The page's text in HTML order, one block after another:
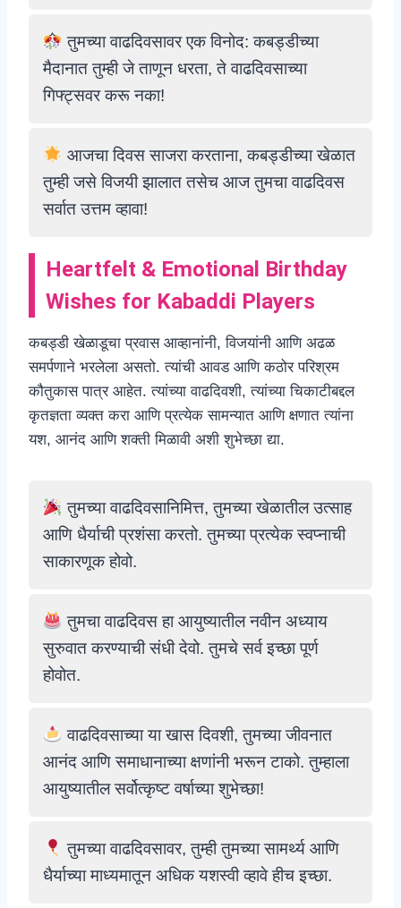
तुमच्या वाढदिवसावर एक विनोद: कबड्डीच्या
मैदानात तुम्ही जे ताणून धरता, ते वाढदिवसाच्या
गिफ्ट्सवर करू नका!
आजचा दिवस साजरा करताना, कबड्डीच्या खेळात
तुम्ही जसे विजयी झालात तसेच आज तुमचा वाढदिवस
सर्वात उत्तम व्हावा!
Heartfelt & Emotional Birthday
Wishes for Kabaddi Players
कबड्डी खेळाडूचा प्रवास आव्हानांनी, विजयांनी आणि अढळ
समर्पणाने भरलेला असतो. त्यांची आवड आणि कठोर परिश्रम
कौतुकास पात्र आहेत. त्यांच्या वाढदिवशी, त्यांच्या चिकाटीबद्दल
कृतज्ञता व्यक्त करा आणि प्रत्येक सामन्यात आणि क्षणात त्यांना
यश, आनंद आणि शक्ती मिळावी अशी शुभेच्छा द्या.
तुमच्या वाढदिवसानिमित्त, तुमच्या खेळातील उत्साह
आणि धैर्याची प्रशंसा करतो. तुमच्या प्रत्येक स्वप्नाची
साकारणूक होवो.
तुमचा वाढदिवस हा आयुष्यातील नवीन अध्याय
सुरुवात करण्याची संधी देवो. तुमचे सर्व इच्छा पूर्ण
होवोत.
वाढदिवसाच्या या खास दिवशी, तुमच्या जीवनात
आनंद आणि समाधानाच्या क्षणांनी भरून टाको. तुम्हाला
आयुष्यातील सर्वोत्कृष्ट वर्षाच्या शुभेच्छा!
तुमच्या वाढदिवसावर, तुम्ही तुमच्या सामर्थ्य आणि
धैर्याच्या माध्यमातून अधिक यशस्वी व्हावे हीच इच्छा.